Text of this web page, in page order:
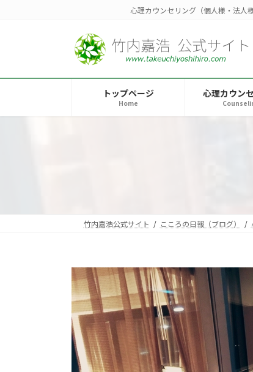
へ
ョ
心理カウンセリング（個人様・法人
トップページ
Home
心理カウン
竹内嘉浩公式サイト こころの日報（ブログ）